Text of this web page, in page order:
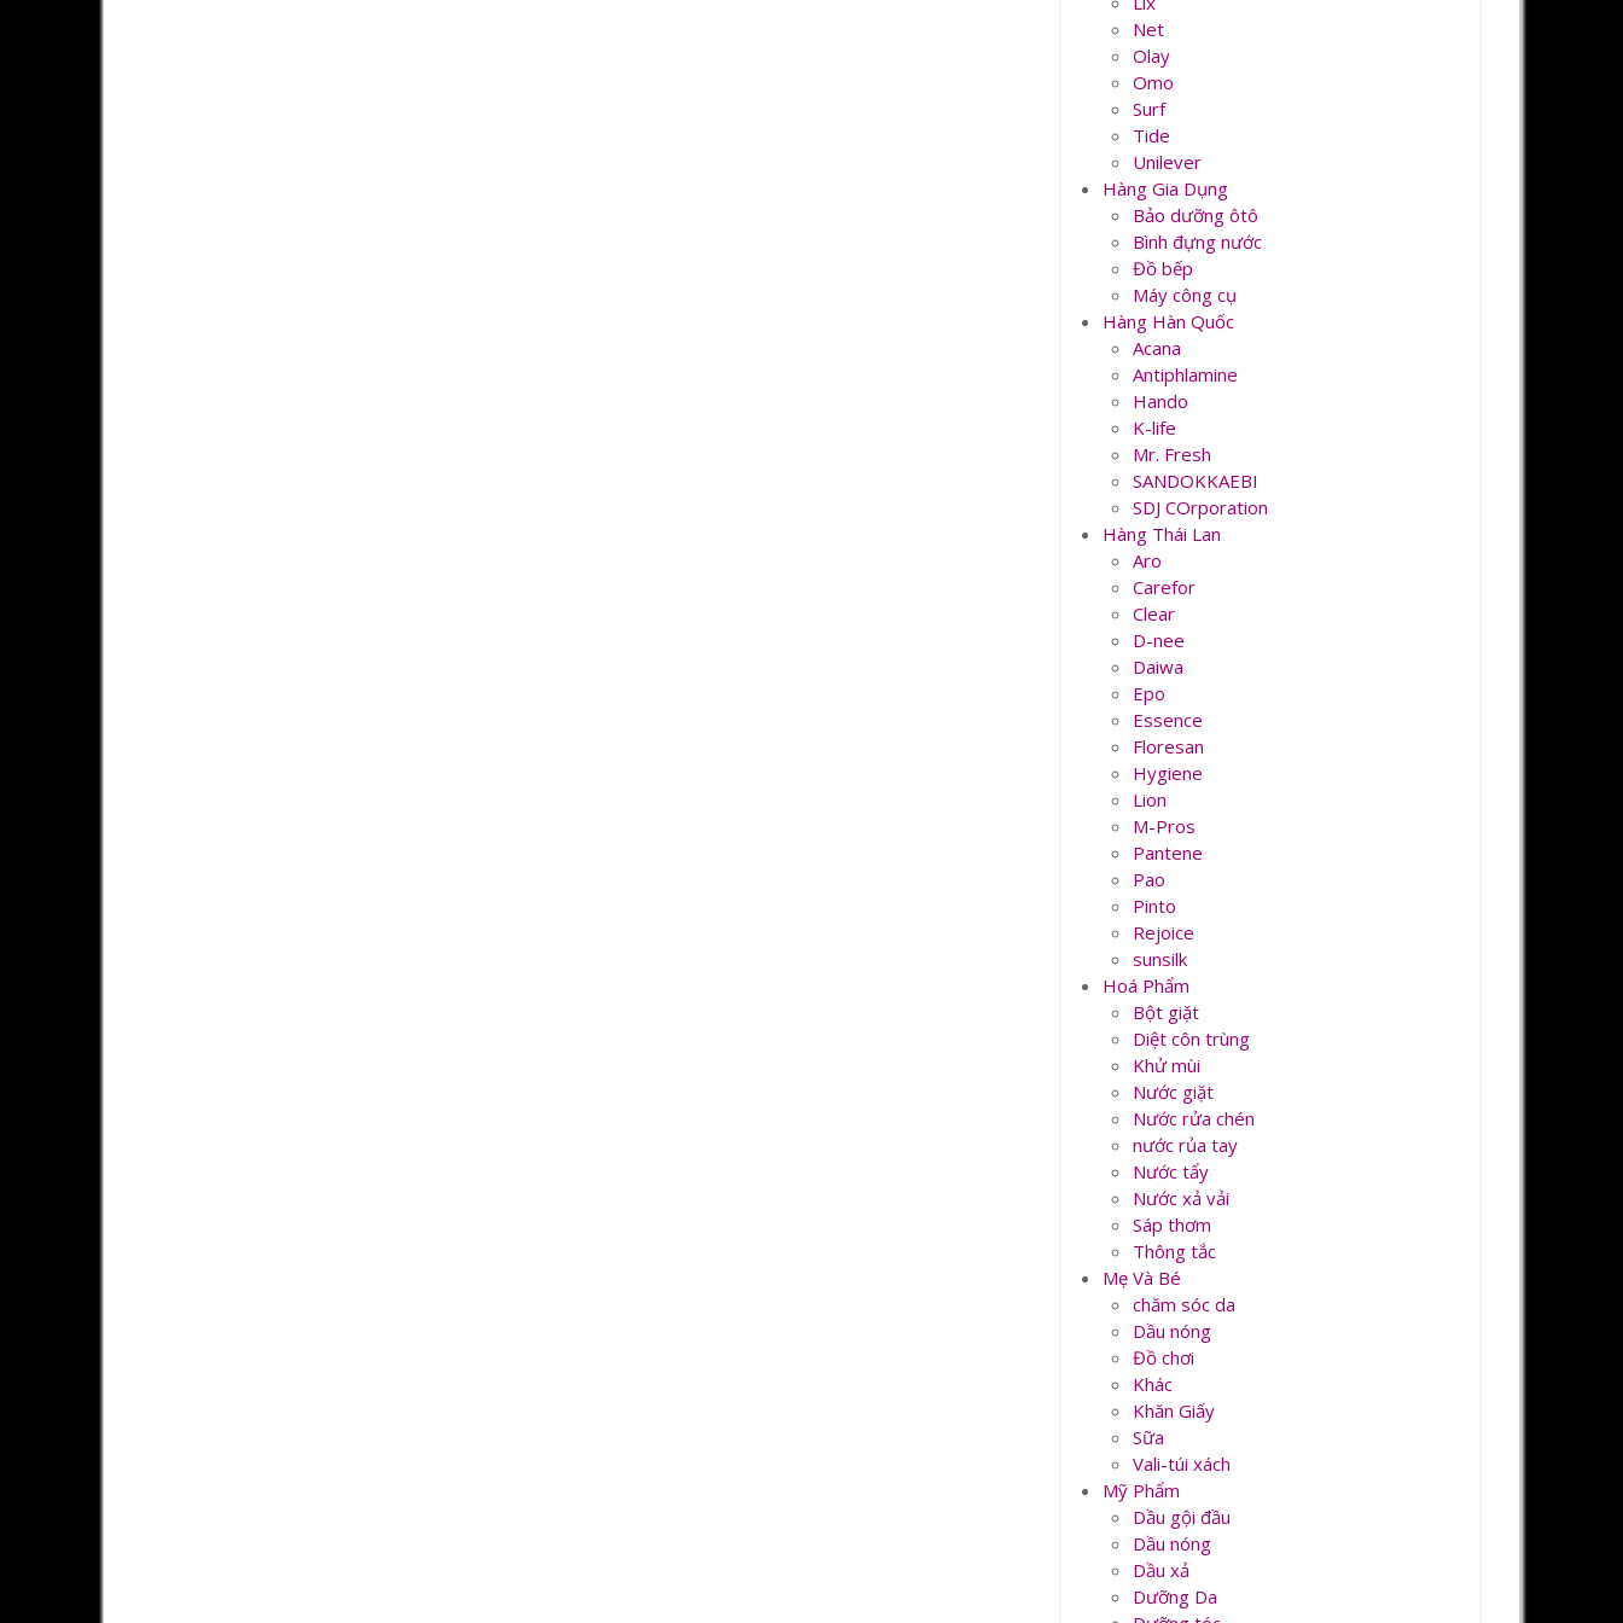
Net
Olay
Omo
Surf
Tide
Unilever
Hàng Gia Dụng
Bảo dưỡng ôtô
Bình đựng nước
Đồ bếp
Máy công cụ
Hàng Hàn Quốc
Acana
Antiphlamine
Hando
K-life
Mr. Fresh
SANDOKKAEBI
SDJ COrporation
Hàng Thái Lan
Aro
Carefor
Clear
D-nee
Daiwa
Epo
Essence
Floresan
Hygiene
Lion
M-Pros
Pantene
Pao
Pinto
Rejoice
sunsilk
Hoá Phẩm
Bột giặt
Diệt côn trùng
Khử mùi
Nước giặt
Nước rửa chén
nước rủa tay
Nước tẩy
Nước xả vải
Sáp thơm
Thông tắc
Mẹ Và Bé
chăm sóc da
Dầu nóng
Đồ chơi
Khác
Khăn Giấy
Sữa
Vali-túi xách
Mỹ Phẩm
Dầu gội đầu
Dầu nóng
Dầu xả
Dưỡng Da